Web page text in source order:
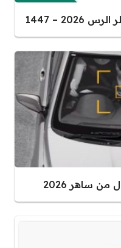
– 1447
ساهر 2026